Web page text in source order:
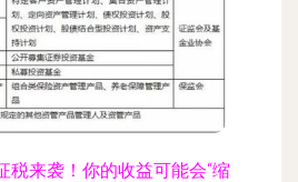
税来袭！你的收益可能会“缩